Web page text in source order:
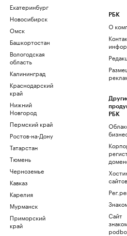
Екатеринбург
Новосибирск
Омск
Башкортостан
Вологодская
область
Калининград
Краснодарский
край
Нижний
Новгород
Пермский край
Ростов-на-Дону
Татарстан
Тюмень
Черноземье
Кавказ
Карелия
Мурманск
Приморский
край
РБК
О
РБК
сайтов
Сайт